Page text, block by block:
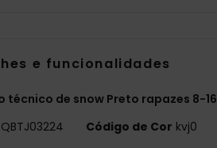
e funcionalidades
técnico de snow Preto rapazes 8-16
Código de Cor kvj0